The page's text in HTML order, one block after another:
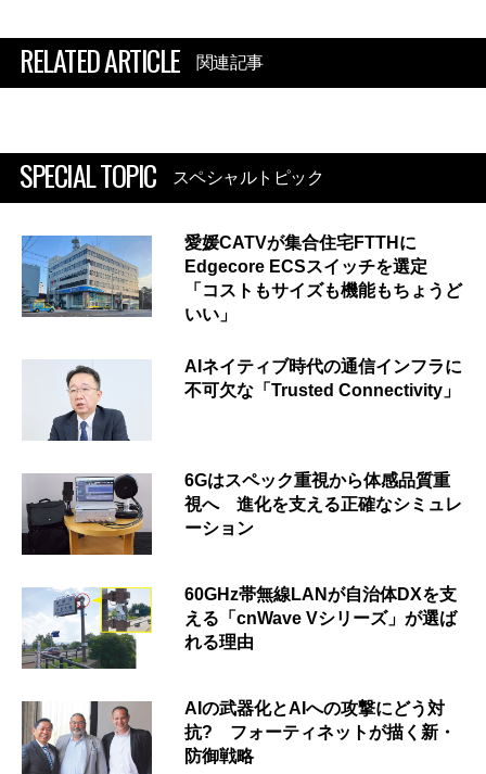
RELATED ARTICLE 関連記事
SPECIAL TOPIC スペシャルトピック
愛媛CATVが集合住宅FTTHに
Edgecore ECSスイッチを選定
「コストもサイズも機能もちょうど
いい」
AIネイティブ時代の通信インフラに
不可欠な「Trusted Connectivity」
6Gはスペック重視から体感品質重
視へ 進化を支える正確なシミュレ
ーション
60GHz帯無線LANが自治体DXを支
える「cnWave Vシリーズ」が選ば
れる理由
AIの武器化とAIへの攻撃にどう対
抗? フォーティネットが描く新・
防御戦略